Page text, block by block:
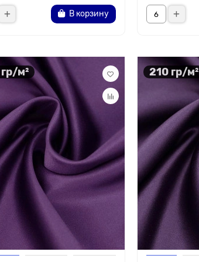
В корзину
м² 210 гр/м²